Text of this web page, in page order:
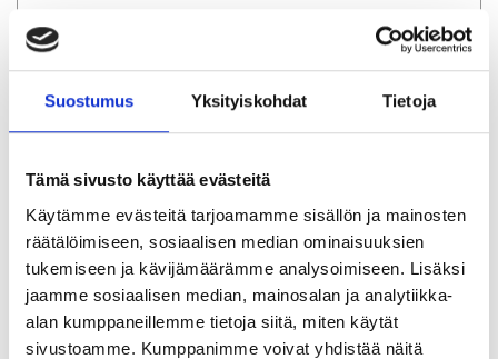
Suostumus Yksityiskohdat Tietoja
Tämä sivusto käyttää evästeitä
Käytämme evästeitä tarjoamamme sisällön ja mainosten
räätälöimiseen, sosiaalisen median ominaisuuksien
tukemiseen ja kävijämäärämme analysoimiseen. Lisäksi
jaamme sosiaalisen median, mainosalan ja analytiikka-
alan kumppaneillemme tietoja siitä, miten käytät
sivustoamme. Kumppanimme voivat yhdistää näitä